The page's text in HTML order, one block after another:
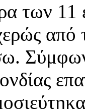
των 11
από